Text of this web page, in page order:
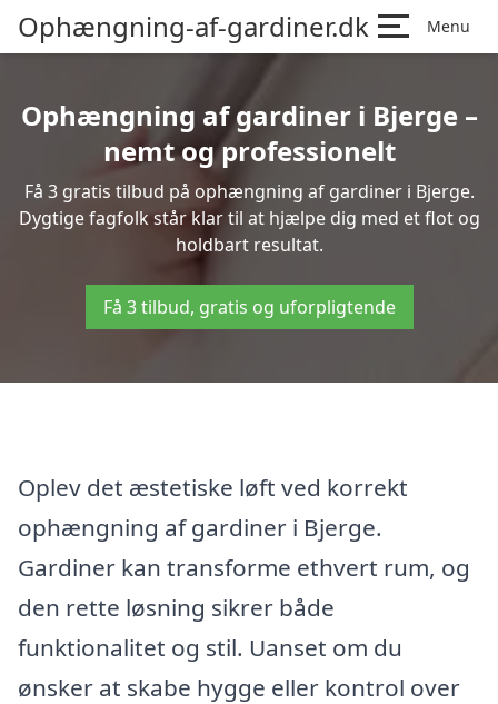
Ophængning-af-gardiner.dk Menu
Ophængning af gardiner i Bjerge –
nemt og professionelt
Få 3 gratis tilbud på ophængning af gardiner i Bjerge.
Dygtige fagfolk står klar til at hjælpe dig med et flot og
holdbart resultat.
Få 3 tilbud, gratis og uforpligtende
Oplev det æstetiske løft ved korrekt
ophængning af gardiner i Bjerge.
Gardiner kan transforme ethvert rum, og
den rette løsning sikrer både
funktionalitet og stil. Uanset om du
ønsker at skabe hygge eller kontrol over